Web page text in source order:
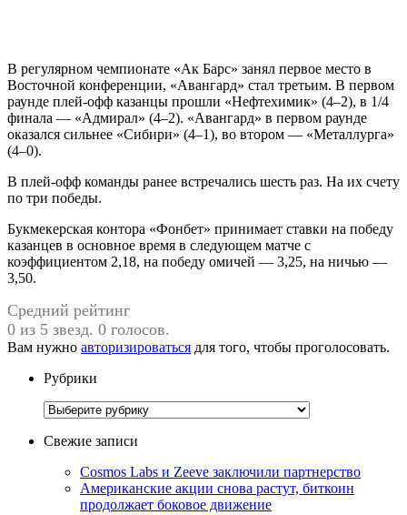
В регулярном чемпионате «Ак Барс» занял первое место в
Восточной конференции, «Авангард» стал третьим. В первом
раунде плей-офф казанцы прошли «Нефтехимик» (4–2), в 1/4
финала — «Адмирал» (4–2). «Авангард» в первом раунде
оказался сильнее «Сибири» (4–1), во втором — «Металлурга»
(4–0).
В плей-офф команды ранее встречались шесть раз. На их счету
по три победы.
Букмекерская контора «Фонбет» принимает ставки на победу
казанцев в основное время в следующем матче с
коэффициентом 2,18, на победу омичей — 3,25, на ничью —
3,50.
Средний рейтинг
0 из 5 звезд. 0 голосов.
Вам нужно авторизироваться для того, чтобы проголосовать.
Рубрики
Рубрики
Свежие записи
Cosmos Labs и Zeeve заключили партнерство
Американские акции снова растут, биткоин
продолжает боковое движение